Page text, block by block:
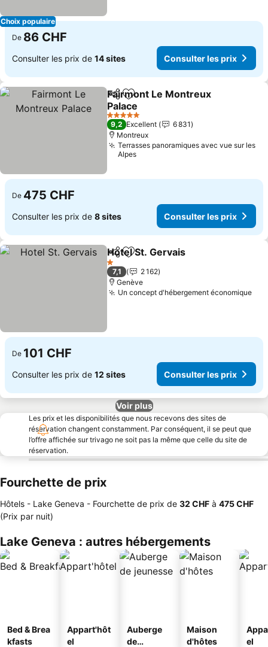
Choix populaire
De 86 CHF
Consulter les prix de 14 sites Consulter les prix
PartagerAjouter à mes favoris
Fairmont Le Montreux
Palace
5 Étoiles
9,2 Excellent
6 831
Montreux
Terrasses panoramiques avec vue sur les
Alpes
De 475 CHF
Consulter les prix de 8 sites Consulter les prix
PartagerAjouter à mes favoris
Hotel St. Gervais
1 Étoiles
7,1
2 162
Genève
Un concept d'hébergement économique
De 101 CHF
Consulter les prix de 12 sites Consulter les prix
Voir plus
Les prix et les disponibilités que nous recevons des sites de
réservation changent constamment. Par conséquent, il se peut que
l’offre affichée sur trivago ne soit pas la même que celle du site de
réservation.
Fourchette de prix
Hôtels - Lake Geneva - Fourchette de prix de ‎32 CHF à ‎475 CHF
(Prix par nuit)
Lake Geneva : autres hébergements
Bed & Brea
kfasts
Appart'hôt
el
Auberge
de
Maison
d'hôtes
el